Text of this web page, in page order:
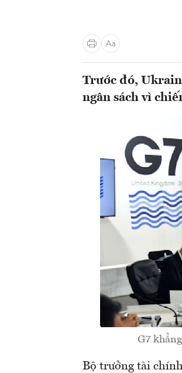
Trước đó,
ngân sách vì
G7
Bộ trưởng tài